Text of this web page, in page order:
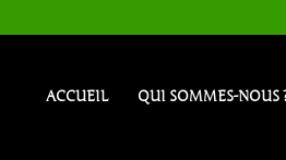
ACCUEIL QUI SOMMES-NOUS